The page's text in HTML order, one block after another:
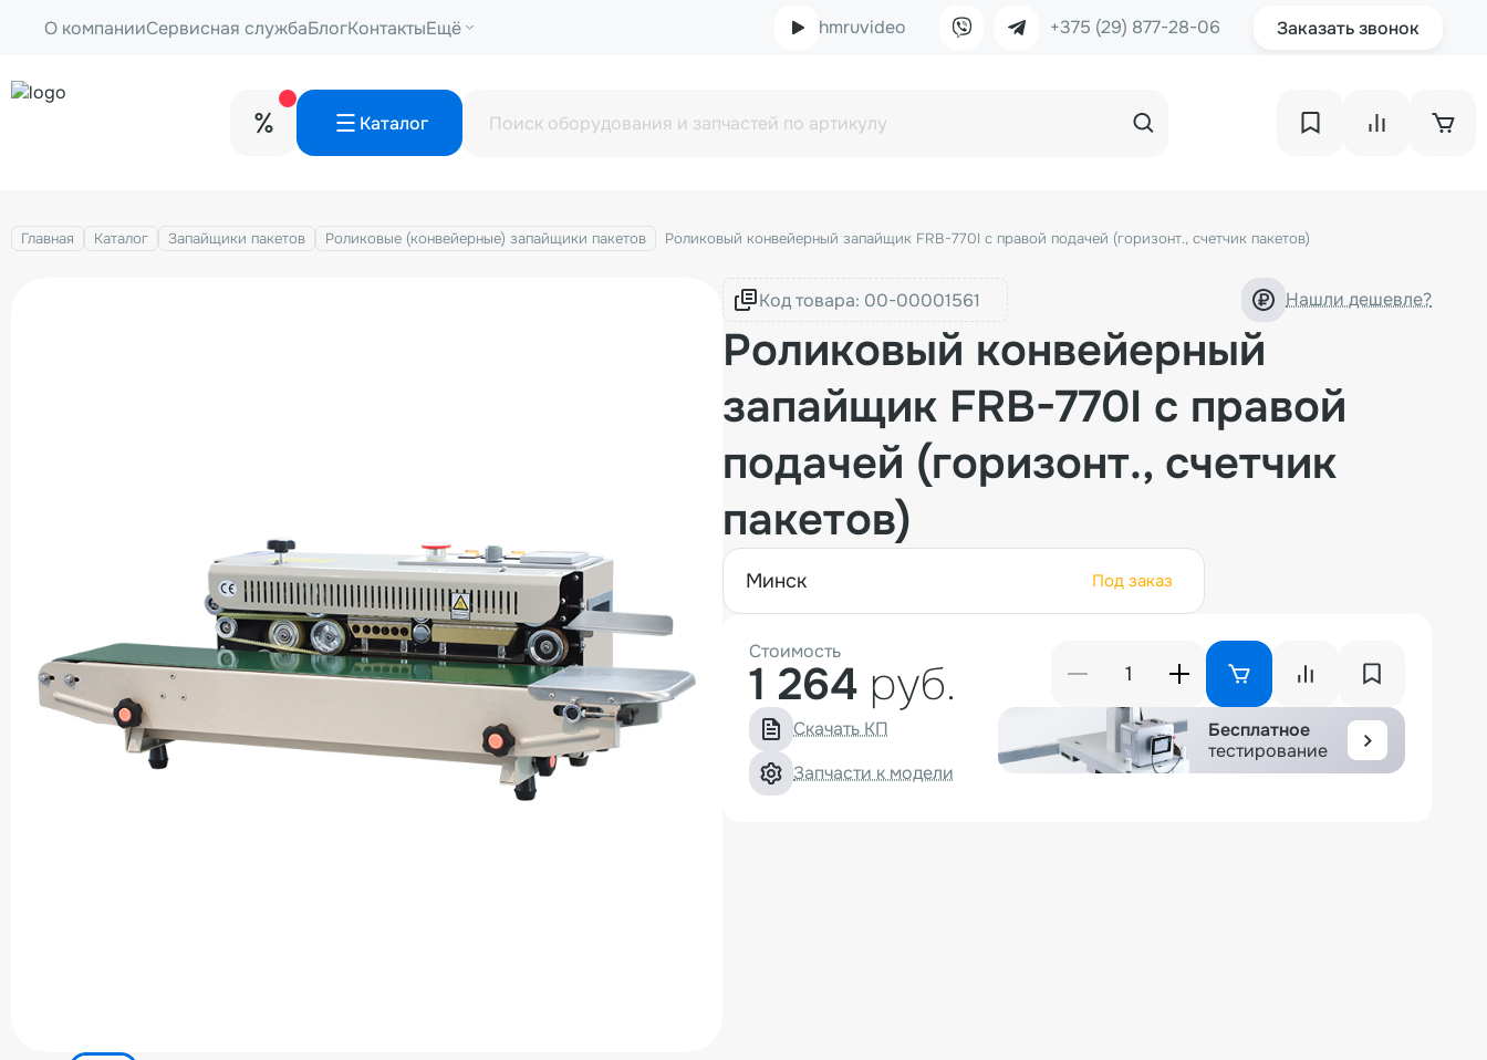
О компанииСервисная службаБлогКонтактыЕщё hmruvideo +375 (29) 877-28-06 Заказать звонок
Каталог
Главная Каталог Запайщики пакетов Роликовые (конвейерные) запайщики пакетов Роликовый конвейерный запайщик FRB-770I с правой подачей (горизонт., счетчик пакетов)
Код товара: Нашли дешевле?
Роликовый конвейерный
запайщик FRB-770I с правой
подачей (горизонт., счетчик
пакетов)
минск Под заказ
Стоимость
1 264 руб.
Скачать КП
Запчасти к модели
Бесплатное
тестирование